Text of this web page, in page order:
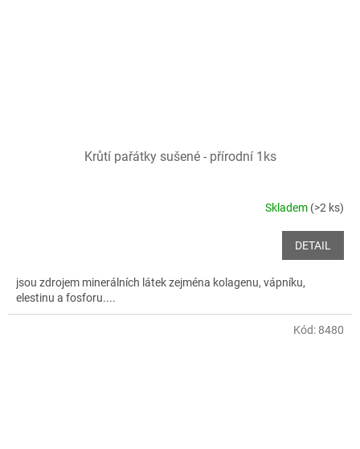
Krůtí pařátky sušené - přírodní 1ks
Skladem (>2 ks)
DETAIL
jsou zdrojem minerálních látek zejména kolagenu, vápníku,
elestinu a fosforu....
Kód: 8480